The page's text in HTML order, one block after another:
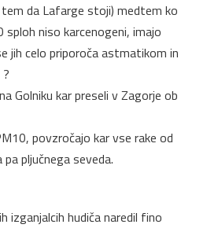
da Lafarge stoji) medtem ko
sploh niso karcenogeni, imajo
jih celo priporoča astmatikom in
Golniku kar preseli v Zagorje ob
povzročajo kar vse rake od
pljučnega seveda.
izganjalcih hudiča naredil fino